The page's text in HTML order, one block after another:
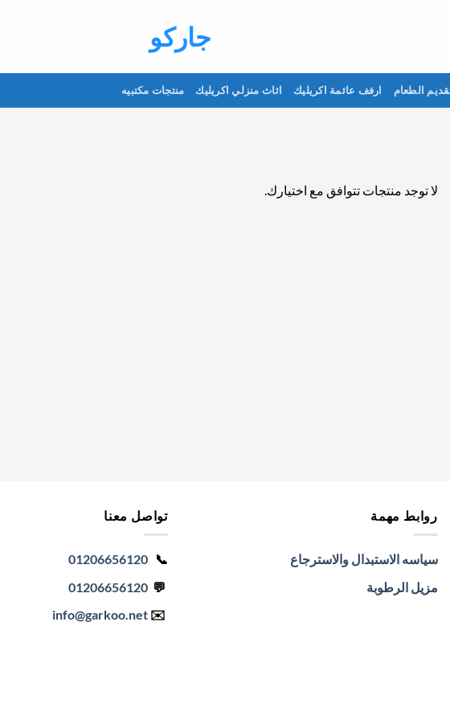
جاركو
الطعام ارفف عائمة اكريليك اثاث منزلي اكريليك منتجات مكتبيه
لا توجد منتجات تتوافق مع اختيارك.
روابط مهمة
سياسه الاستبدال والاسترجاع
مزيل الرطوبة
تواصل معنا
📞
01206656120
💬
01206656120
✉️
info@garkoo.net